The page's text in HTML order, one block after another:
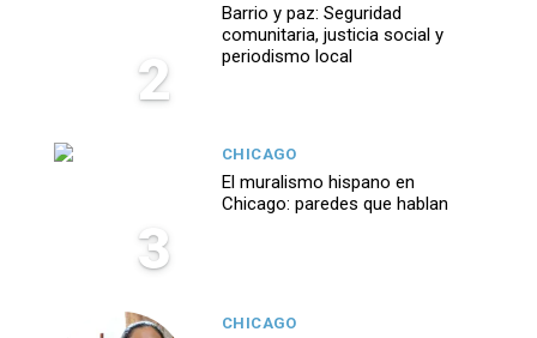
2
Barrio y paz: Seguridad
comunitaria, justicia social y
periodismo local
3
CHICAGO
El muralismo hispano en
Chicago: paredes que hablan
CHICAGO